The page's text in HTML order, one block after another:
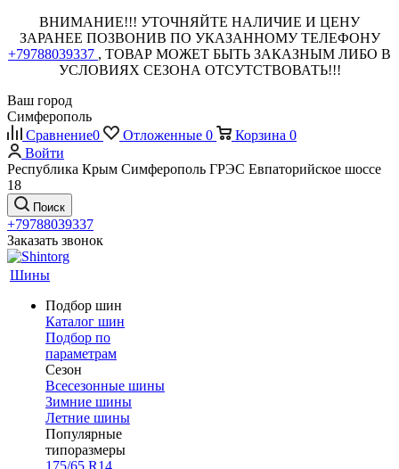
ВНИМАНИЕ!!! УТОЧНЯЙТЕ НАЛИЧИЕ И ЦЕНУ
ЗАРАНЕЕ ПОЗВОНИВ ПО УКАЗАННОМУ ТЕЛЕФОНУ
+79788039337 , ТОВАР МОЖЕТ БЫТЬ ЗАКАЗНЫМ ЛИБО В
УСЛОВИЯХ СЕЗОНА ОТСУТСТВОВАТЬ!!!
Ваш город
Симферополь
Сравнение0 Отложенные 0 Корзина 0
Войти
Республика Крым Симферополь ГРЭС Евпаторийское шоссе
18
Поиск
+79788039337
Заказать звонок
Шины
Подбор шин
Каталог шин
Подбор по
параметрам
Сезон
Всесезонные шины
Зимние шины
Летние шины
Популярные
типоразмеры
175/65 R14